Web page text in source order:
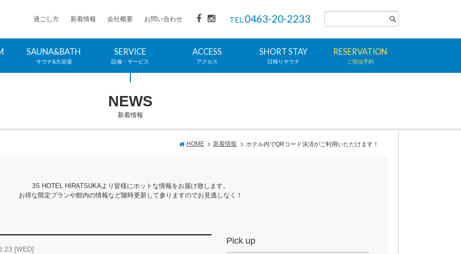
過ごし方 新着情報 会社概要 お問い合わせ TEL.0463-20-2233
SAUNA&BATH
サウナ&大浴場
SERVICE
設備・サービス
ACCESS
アクセス
SHORT STAY
日帰りサウナ
RESERVATION
ご宿泊予約
NEWS
新着情報
HOME 新着情報 ホテル内でQRコード決済がご利用いただけます！
3S HOTEL HIRATSUKAより皆様にホットな情報をお届け致します。
お得な限定プランや館内の情報など随時更新して参りますのでお見逃しなく！
[WED]
Pick up